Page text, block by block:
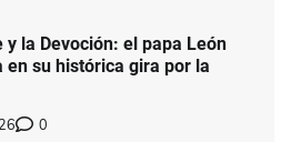
y la Devoción: el papa León
en su histórica gira por la
0